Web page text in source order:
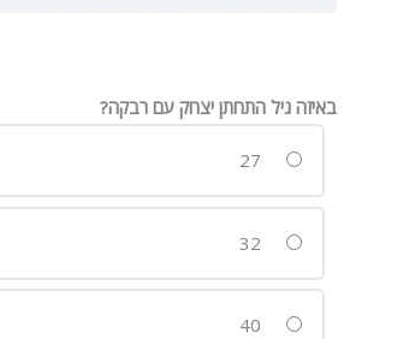
באיזה גיל התחתן יצחק עם רבקה?